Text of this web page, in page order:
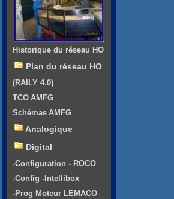
Historique du réseau HO
Plan du réseau HO
(RAILY 4.0)
TCO AMFG
Schémas AMFG
Analogique
Digital
-Configuration - ROCO
-Config -Intellibox
-Prog Moteur LEMACO